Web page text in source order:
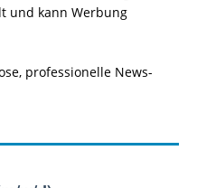
und kann Werbung
professionelle News-